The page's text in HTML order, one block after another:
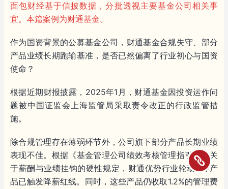
面包财经基于信披数据，分批透视主要基金公司相关事
宜。本篇案例为财通基金。
作为国资背景的公募基金公司，财通基金合规失守、部分
产品业绩长期跑输基准，是否已然偏离了行业初心与国资
使命？
根据近期财报披露，2025年1月，财通基金因投资运作问
题被中国证监会上海监管局采取责令改正的行政监管措
施。
除合规管理存在薄弱环节外，公司旗下部分产品长期业绩
表现不佳。根据《基金管理公司绩效考核管理指引》中关
于薪酬与业绩挂钩的硬性规定，财通优势行业轮动A等产
品已触发降薪红线。同时，这些产品仍收取1.2%的管理费